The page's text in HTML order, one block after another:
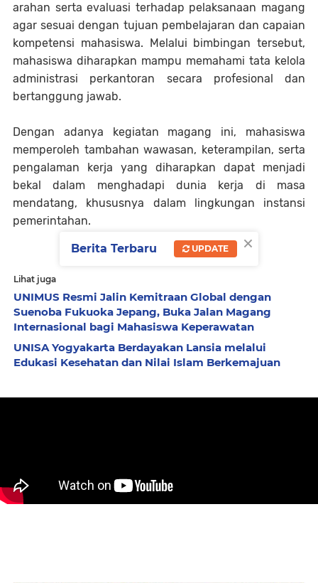
arahan serta evaluasi terhadap pelaksanaan magang
agar sesuai dengan tujuan pembelajaran dan capaian
kompetensi mahasiswa. Melalui bimbingan tersebut,
mahasiswa diharapkan mampu memahami tata kelola
administrasi perkantoran secara profesional dan
bertanggung jawab.
Dengan adanya kegiatan magang ini, mahasiswa
memperoleh tambahan wawasan, keterampilan, serta
pengalaman kerja yang diharapkan dapat menjadi
bekal dalam menghadapi dunia kerja di masa
mendatang, khususnya dalam lingkungan instansi
pemerintahan.
Lihat juga
UNIMUS Resmi Jalin Kemitraan Global dengan
Suenoba Fukuoka Jepang, Buka Jalan Magang
Internasional bagi Mahasiswa Keperawatan
UNISA Yogyakarta Berdayakan Lansia melalui
Edukasi Kesehatan dan Nilai Islam Berkemajuan
×
Berita Terbaru UPDATE